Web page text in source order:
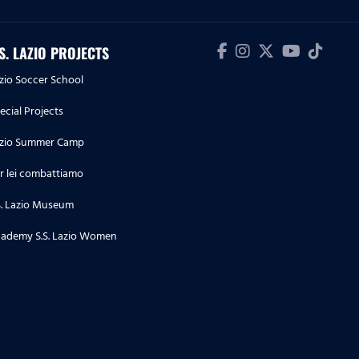
19.07.26
Il settimo giorno di ritiro
LAZIO PROJECTS
Soccer School
Projects
Summer Camp
lei combattiamo
Lazio Museum
S.S. Lazio Women